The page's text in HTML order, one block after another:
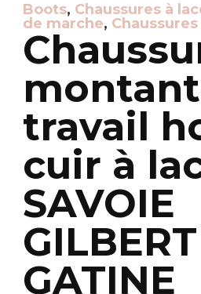
Boots, Chaussures à
de marche,
travail
cuir à
SAVOIE
GILBERT
GATINE